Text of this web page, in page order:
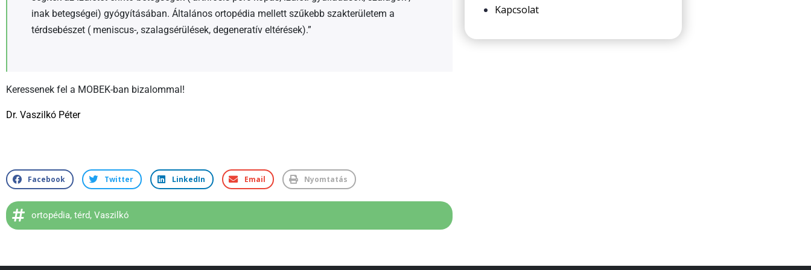
inak betegségei) gyógyításában. Általános ortopédia mellett szűkebb szakterületem a
térdsebészet ( meniscus-, szalagsérülések, degeneratív eltérések).”
Keressenek fel a MOBEK-ban bizalommal!
Dr. Vaszilkó Péter
Facebook Twitter LinkedIn Email Nyomtatás
ortopédia, térd, Vaszilkó
Kapcsolat